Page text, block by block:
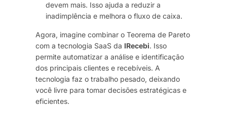
devem mais. Isso ajuda a reduzir a
inadimplência e melhora o fluxo de caixa.
Agora, imagine combinar o Teorema de Pareto
com a tecnologia SaaS da IRecebi. Isso
permite automatizar a análise e identificação
dos principais clientes e recebíveis. A
tecnologia faz o trabalho pesado, deixando
você livre para tomar decisões estratégicas e
eficientes.